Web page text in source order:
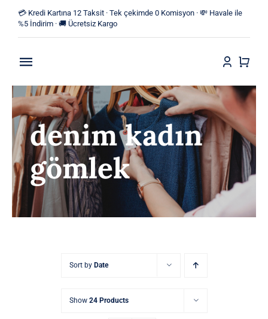
content
💳 Kredi Kartına 12 Taksit · Tek çekimde 0 Komisyon · 💸 Havale ile
%5 İndirim · 🚚 Ücretsiz Kargo
Toggle
Navigation
Anasayfa
Mağaza
Yeni Ürünler
Kategoriler
denim kadın
gömlek
Sort by Date
Show 24 Products